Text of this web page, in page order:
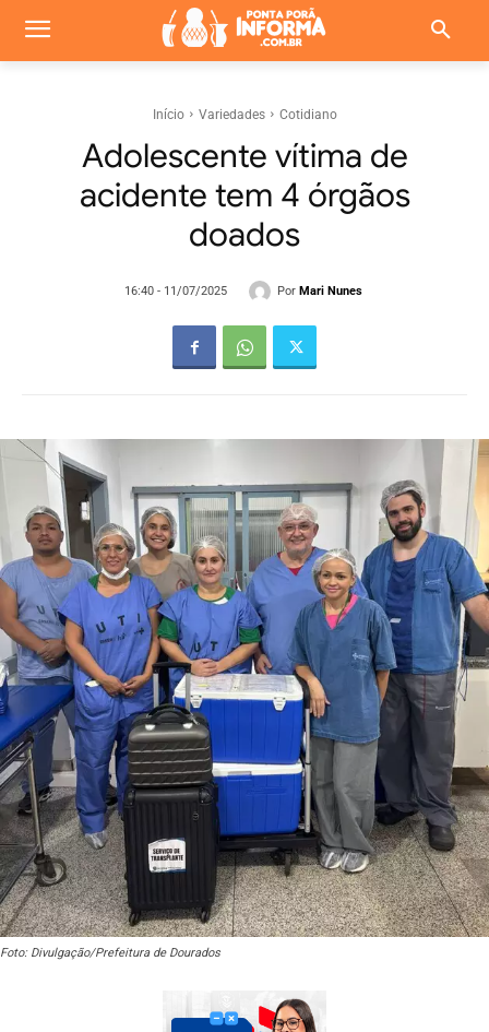
Início Variedades Cotidiano
Adolescente vítima de
acidente tem 4 órgãos
doados
16:40 - 11/07/2025 Por Mari Nunes
Foto: Divulgação/Prefeitura de Dourados